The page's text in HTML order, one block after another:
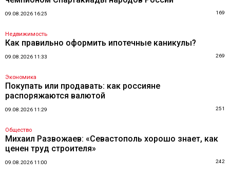
09.08.2026 16:25 169
Недвижимость
Как правильно оформить ипотечные каникулы?
09.08.2026 11:33 269
Экономика
Покупать или продавать: как россияне
распоряжаются валютой
09.08.2026 11:29 251
Общество
Михаил Развожаев: «Севастополь хорошо знает, как
ценен труд строителя»
09.08.2026 11:00 242